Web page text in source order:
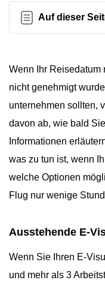
Auf dieser
Wenn Ihr Reisedatum
nicht genehmigt
unternehmen sollten,
davon ab, wie bald
Informationen
was zu tun ist, wenn
welche Optionen
Flug nur wenige
Ausstehende E-
Wenn Sie Ihren E-
und mehr als 3